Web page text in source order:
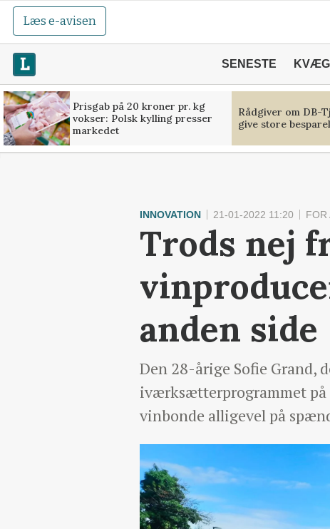
Læs e-avisen
SENESTE KVÆG
Prisgab på 20 kroner pr. kg
vokser: Polsk kylling presser
markedet
Rådgiver om DB-
give store
INNOVATION 21-01-2022 11:20 FOR
Trods nej
anden side
Den 28-årige Sofie Grand,
iværksætterprogrammet på
vinbonde alligevel på